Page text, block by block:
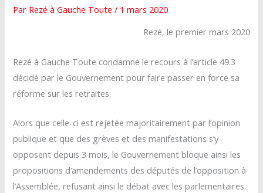
Par Rezé à Gauche Toute/ 1 mars 2020
Rezé, le premier mars 2020
Rezé à Gauche Toute condamne le recours à l’article 49.3
décidé par le Gouvernement pour faire passer en force sa
réforme sur les retraites.
Alors que celle-ci est rejetée majoritairement par l’opinion
publique et que des grèves et des manifestations s’y
opposent depuis 3 mois, le Gouvernement bloque ainsi les
propositions d’amendements des députés de l’opposition à
l’Assemblée, refusant ainsi le débat avec les parlementaires.